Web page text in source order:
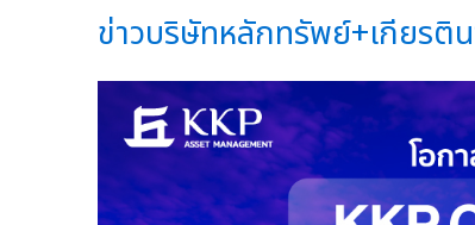
ข่าวบริษัทหลักทรัพย์+เกียรติ